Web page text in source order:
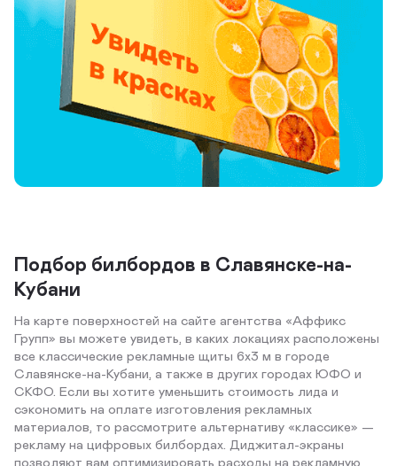
Подбор билбордов в Славянске-на-
Кубани
На карте поверхностей на сайте агентства «Аффикс
Групп» вы можете увидеть, в каких локациях расположены
все классические рекламные щиты 6х3 м в городе
Славянске-на-Кубани, а также в других городах ЮФО и
СКФО. Если вы хотите уменьшить стоимость лида и
сэкономить на оплате изготовления рекламных
материалов, то рассмотрите альтернативу «классике» —
рекламу на цифровых билбордах. Диджитал-экраны
позволяют вам оптимизировать расходы на рекламную